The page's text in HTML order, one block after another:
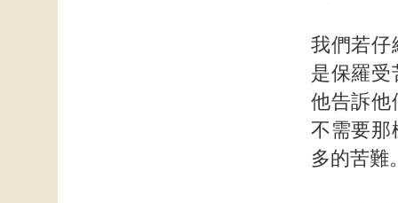
我們若仔
是保羅受
他告訴他
不需要那
多的苦難